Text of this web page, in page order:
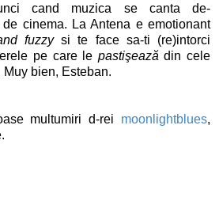
cand muzica se canta de-
cinema. La Antena e emotionant
fuzzysi te face sa-ti (re)intorci
pe care le pastişează din cele
bien, Esteban.
multumiri d-rei moonlightblues,